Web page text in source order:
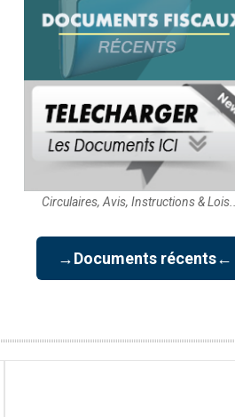
Circulaires, Avis, Instructions & Lois...
→Documents récents←